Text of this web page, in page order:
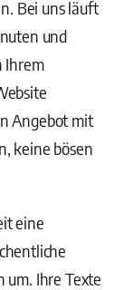
Bei uns läuft
und
Ihrem
Angebot mit
keine bösen
eine
um. Ihre Texte